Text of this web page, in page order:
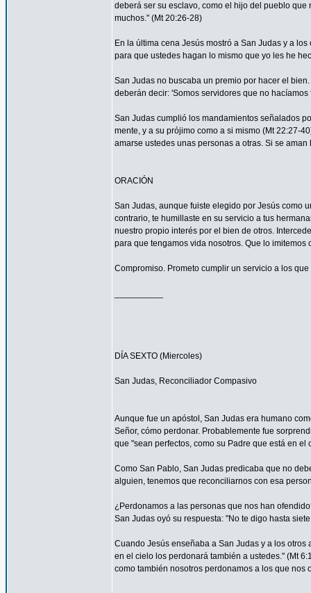
deberá ser su esclavo, como el hijo del pueblo
muchos." (Mt 20:26-28)
En la última cena Jesús mostró a San Judas y a
para que ustedes hagan lo mismo que yo les he
San Judas no buscaba un premio por hacer el
deberán decir: 'Somos servidores que no
San Judas cumplió los mandamientos señalados
mente, y a su prójimo como a si mismo (Mt 22:27-
amarse ustedes unas personas a otras. Si se
ORACIÓN
San Judas, aunque fuiste elegido por Jesús como
contrario, te humillaste en su servicio a tus
nuestro propio interés por el bien de otros.
para que tengamos vida nosotros. Que lo
Compromiso. Prometo cumplir un servicio a los
DÍA SEXTO (Miercoles)
San Judas, Reconciliador Compasivo
Aunque fue un apóstol, San Judas era humano
Señor, cómo perdonar. Probablemente fue
que "sean perfectos, como su Padre que está en el
Como San Pablo, San Judas predicaba que no
alguien, tenemos que reconciliarnos con esa
¿Perdonamos a las personas que nos han
San Judas oyó su respuesta: "No te digo hasta
Cuando Jesús enseñaba a San Judas y a los
en el cielo los perdonará también a ustedes." (Mt
como también nosotros perdonamos a los que nos